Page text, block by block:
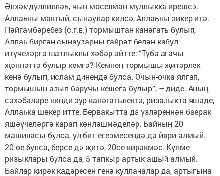
Әлхәмдүллилләһ, чын мөселман муллыкка ирешсә,
Аллаһны мактый, сынаулар килсә, Аллаһны зикер итә.
Пәйгамбәребез (с.г.в.) тормыштан канәгать булып,
Аллаһ биргән сынауларны гайрәт белән кабул
итүчеләргә шатлыклы хәбәр әйтте: “Түбә агачы
җәннәттә булыр кемгә? Кемнең тормышы җитәрлек
кенә булып, ислам динендә булса. Очын-очка ялгап,
тормышын алып баручы кешегә булыр”, – диде. Аның
сәхәбәләре нинди зур канәгатьлектә, ризалыкта яшәде,
Аллаһка шөкер итте. Бервакытта да үзләреннән баерак
яшәүчеләргә карап көнләшмәделәр. Байның 20
машинасы булса, ул бит егермесендә дә йөри алмый.
20 өе булса, берсе дә җитә, 20се кирәкмәс. Күпме
ризыклары булса да, 5 тапкыр артык ашый алмый.
Байлар кирәк кадәресен генә кулланалар да, артыгына